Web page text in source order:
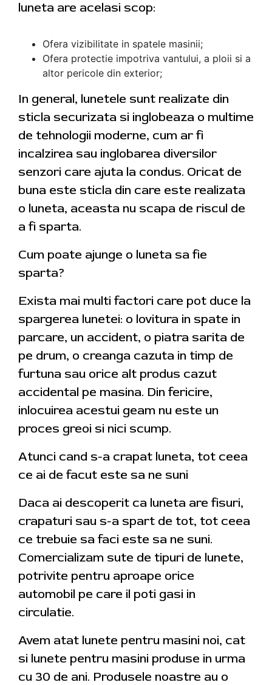
luneta are acelasi scop:
Ofera vizibilitate in spatele masinii;
Ofera protectie impotriva vantului, a ploii si a
altor pericole din exterior;
In general, lunetele sunt realizate din
sticla securizata si inglobeaza o multime
de tehnologii moderne, cum ar fi
incalzirea sau inglobarea diversilor
senzori care ajuta la condus. Oricat de
buna este sticla din care este realizata
o luneta, aceasta nu scapa de riscul de
a fi sparta.
Cum poate ajunge o luneta sa fie
sparta?
Exista mai multi factori care pot duce la
spargerea lunetei: o lovitura in spate in
parcare, un accident, o piatra sarita de
pe drum, o creanga cazuta in timp de
furtuna sau orice alt produs cazut
accidental pe masina. Din fericire,
inlocuirea acestui geam nu este un
proces greoi si nici scump.
Atunci cand s-a crapat luneta, tot ceea
ce ai de facut este sa ne suni
Daca ai descoperit ca luneta are fisuri,
crapaturi sau s-a spart de tot, tot ceea
ce trebuie sa faci este sa ne suni.
Comercializam sute de tipuri de lunete,
potrivite pentru aproape orice
automobil pe care il poti gasi in
circulatie.
Avem atat lunete pentru masini noi, cat
si lunete pentru masini produse in urma
cu 30 de ani. Produsele noastre au o